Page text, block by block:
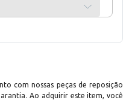
com nossas peças de reposição
Ao adquirir este item, você